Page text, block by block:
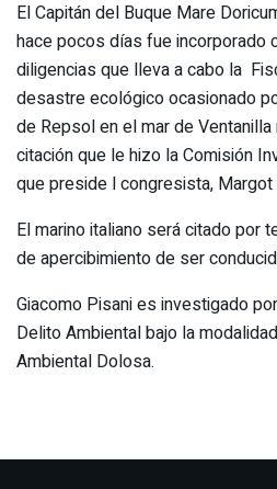
El Capitán del Buque Mare
hace pocos días fue
diligencias que lleva a cabo la
desastre ecológico ocasionado
de Repsol en el mar de
citación que le hizo la Comisión
que preside l congresista, Margot
El marino italiano será citado por
de apercibimiento de ser
Giacomo Pisani es investigado
Delito Ambiental bajo la
Ambiental Dolosa.